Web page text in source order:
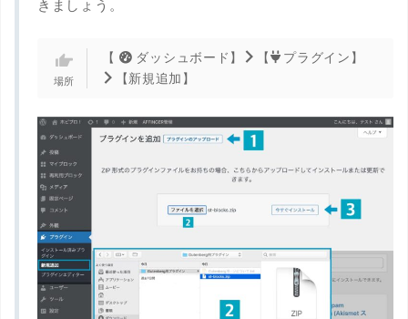
きましょう。
【 ダッシュボード】 【
プラグイン】
【新規追加】